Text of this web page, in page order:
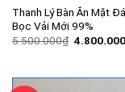
Thanh Lý Bàn Ăn Mặt
Bọc Vải Mới 99%
5.500.000₫ Giá
4.800.000